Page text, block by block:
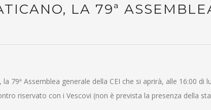
LA 79ª
79ª Assemblea generale della CEI che si aprirà, alle 16:00 di
riservato con i Vescovi (non è prevista la presenza della